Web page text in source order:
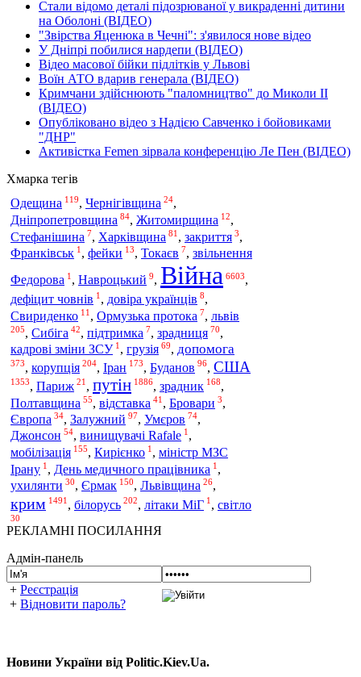
Стали відомо деталі підозрюваної у викраденні дитини
на Оболоні (ВІДЕО)
"Звірства Яценюка в Чечні": з'явилося нове відео
У Дніпрі побилися нардепи (ВІДЕО)
Відео масової бійки підлітків у Львові
Воїн АТО вдарив генерала (ВІДЕО)
Кримчани здійснюють "паломництво" до Миколи ІІ
(ВІДЕО)
Опубліковано відео з Надією Савченко і бойовиками
"ДНР"
Активістка Femen зірвала конференцію Ле Пен (ВІДЕО)
Хмарка тегів
Одещина 119, Чернігівщина 24,
Дніпропетровщина 84, Житомирщина 12,
Стефанішина 7, Харківщина 81 , закриття 3,
Франківськ 1 , фейки 13, Токаєв 7, звільнення
Федорова 1 , Навроцький 9, Війна 6603,
дефіцит човнів 1 , довіра українців 8,
Свириденко 11 , Ормузька протока 7, львів
205, Сибіга 42, підтримка 7, зрадниця 70,
кадрові зміни ЗСУ 1 , грузія 69, допомога
373, корупція 204, Іран 173, Буданов 96, США
1353, Париж 21 , путін 1886, зрадник 168,
Полтавщина 55, відставка 41 , Бровари 3,
Європа 34, Залужний 97, Умєров 74,
Джонсон 54, винищувачі Rafale 1 ,
мобілізація 155, Кирієнко 1 , міністр МЗС
Ірану 1 , День медичного працівника 1 ,
ухилянти 30, Єрмак 150, Львівщина 26,
крим 1491 , білорусь 202, літаки МіГ 1 , світло
30
РЕКЛАМНІ ПОСИЛАННЯ
Адмін-панель
+ Реєстрація
+ Відновити пароль?
Новини України від Politic.Kiev.Ua.